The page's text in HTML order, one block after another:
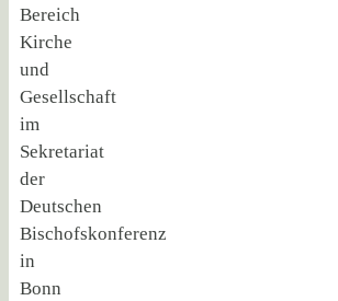
Bereich
Kirche
und
Gesellschaft
im
Sekretariat
der
Deutschen
Bischofskonferenz
in
Bonn